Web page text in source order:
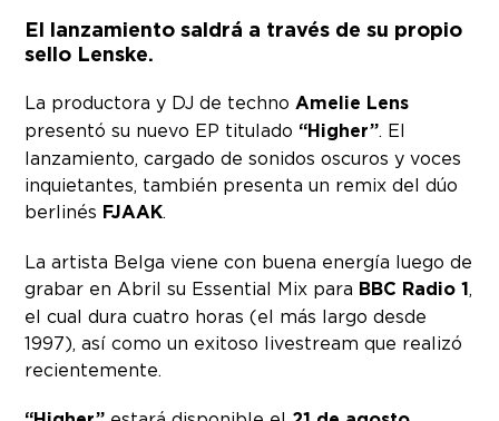
El lanzamiento saldrá a través de su propio
sello Lenske.
La productora y DJ de techno Amelie Lens
presentó su nuevo EP titulado “Higher”. El
lanzamiento, cargado de sonidos oscuros y voces
inquietantes, también presenta un remix del dúo
berlinés FJAAK.
La artista Belga viene con buena energía luego de
grabar en Abril su Essential Mix para BBC Radio 1,
el cual dura cuatro horas (el más largo desde
1997), así como un exitoso livestream que realizó
recientemente.